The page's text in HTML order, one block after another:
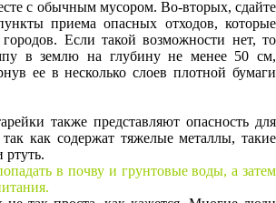
с обычным мусором. Во-вторых, сдайте
приема опасных отходов, которые
Если такой возможности нет, то
в землю на глубину не менее 50 см,
ее в несколько слоев плотной бумаги
также представляют опасность для
как содержат тяжелые металлы, такие
ртуть.
в почву и грунтовые воды, а затем